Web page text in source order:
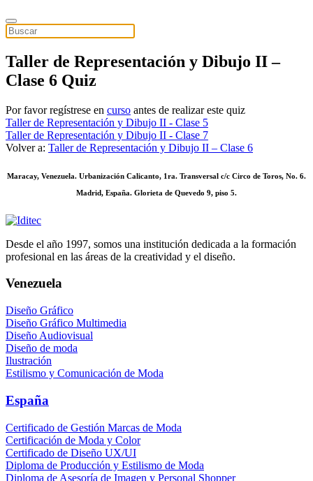
Taller de Representación y Dibujo II –
Clase 6 Quiz
Por favor regístrese en curso antes de realizar este quiz
Taller de Representación y Dibujo II - Clase 5
Taller de Representación y Dibujo II - Clase 7
Volver a: Taller de Representación y Dibujo II – Clase 6
Maracay, Venezuela. Urbanización Calicanto, 1ra. Transversal c/c Circo de Toros, No. 6.
Madrid, España. Glorieta de Quevedo 9, piso 5.
Desde el año 1997, somos una institución dedicada a la formación
profesional en las áreas de la creatividad y el diseño.
Venezuela
Diseño Gráfico
Diseño Gráfico Multimedia
Diseño Audiovisual
Diseño de moda
Ilustración
Estilismo y Comunicación de Moda
España
Certificado de Gestión Marcas de Moda
Certificación de Moda y Color
Certificado de Diseño UX/UI
Diploma de Producción y Estilismo de Moda
Diploma de Asesoría de Imagen y Personal Shopper